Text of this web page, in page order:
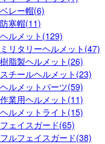
ベレー帽(6)
防寒帽(11)
ヘルメット(129)
ミリタリーヘルメット(47)
樹脂製ヘルメット(26)
スチールヘルメット(23)
ヘルメットパーツ(59)
作業用ヘルメット(11)
ヘルメットライト(15)
フェイスガード(65)
フルフェイスガード(38)